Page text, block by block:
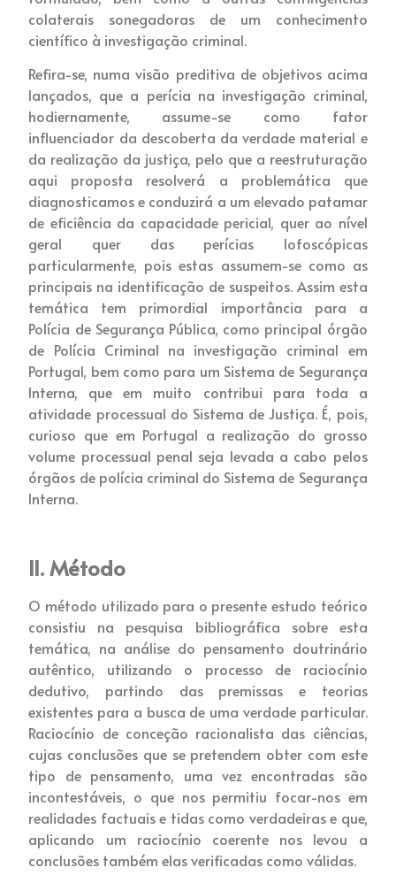
colaterais sonegadoras de um conhecimento
científico à investigação criminal.
Refira-se, numa visão preditiva de objetivos acima
lançados, que a perícia na investigação criminal,
hodiernamente, assume-se como fator
influenciador da descoberta da verdade material e
da realização da justiça, pelo que a reestruturação
aqui proposta resolverá a problemática que
diagnosticamos e conduzirá a um elevado patamar
de eficiência da capacidade pericial, quer ao nível
geral quer das perícias lofoscópicas
particularmente, pois estas assumem-se como as
principais na identificação de suspeitos. Assim esta
temática tem primordial importância para a
Polícia de Segurança Pública, como principal órgão
de Polícia Criminal na investigação criminal em
Portugal, bem como para um Sistema de Segurança
Interna, que em muito contribui para toda a
atividade processual do Sistema de Justiça. É, pois,
curioso que em Portugal a realização do grosso
volume processual penal seja levada a cabo pelos
órgãos de polícia criminal do Sistema de Segurança
Interna.
II.Método
O método utilizado para o presente estudo teórico
consistiu na pesquisa bibliográfica sobre esta
temática, na análise do pensamento doutrinário
autêntico, utilizando o processo de raciocínio
dedutivo, partindo das premissas e teorias
existentes para a busca de uma verdade particular.
Raciocínio de conceção racionalista das ciências,
cujas conclusões que se pretendem obter com este
tipo de pensamento, uma vez encontradas são
incontestáveis, o que nos permitiu focar-nos em
realidades factuais e tidas como verdadeiras e que,
aplicando um raciocínio coerente nos levou a
conclusões também elas verificadas como válidas.